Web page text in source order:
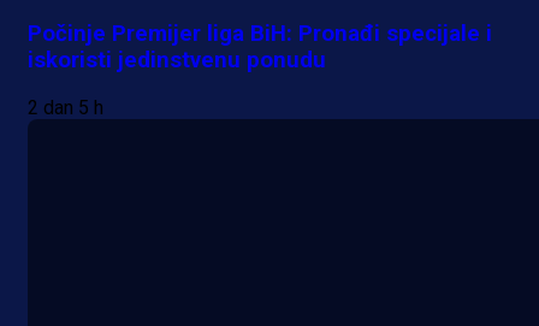
Počinje Premijer liga BiH: Pronađi specijale i
iskoristi jedinstvenu ponudu
2 dan 5 h